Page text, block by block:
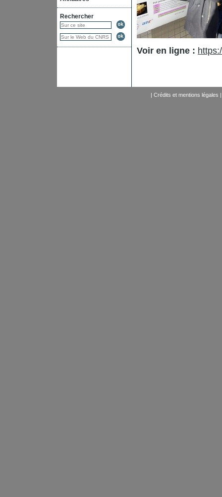
Rechercher
Voir en ligne :
| Crédits et mentions légales